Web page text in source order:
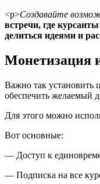
<р>Создавайте
встречи, где
делиться идеями и
Монетизация
Важно так установить
обеспечить желаемый
Для этого можно
Вот основные:
— Доступ к
— Подписка на все